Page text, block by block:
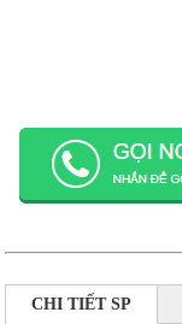
CHI TIẾT SP